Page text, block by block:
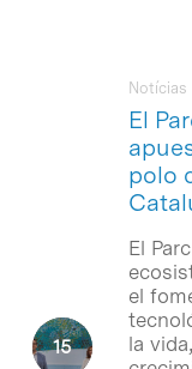
El
polo
Notícias
El
el
la